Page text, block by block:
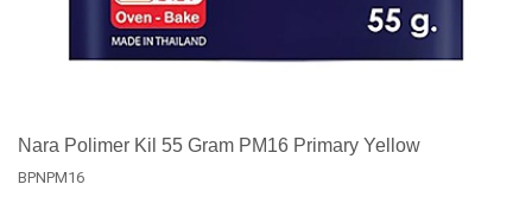
Nara Polimer Kil 55 Gram PM16 Primary Yellow
BPNPM16